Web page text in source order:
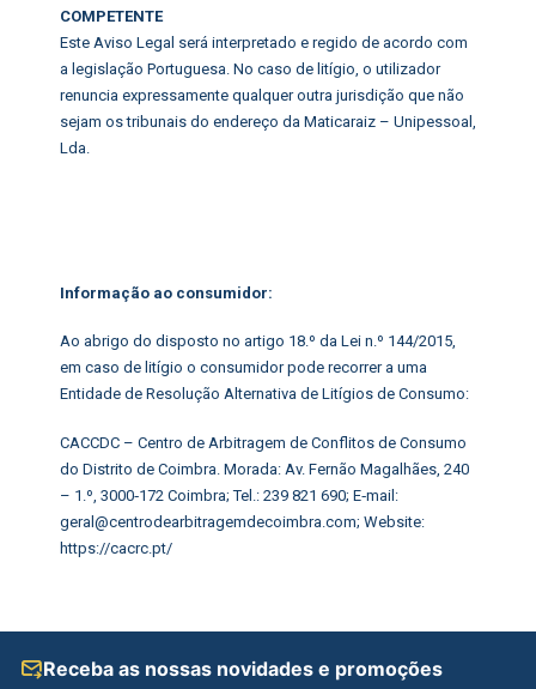
COMPETENTE
Este Aviso Legal será interpretado e regido de acordo com
a legislação Portuguesa. No caso de litígio, o utilizador
renuncia expressamente qualquer outra jurisdição que não
sejam os tribunais do endereço da Maticaraiz – Unipessoal,
Lda.
Informação ao consumidor:
Ao abrigo do disposto no artigo 18.º da Lei n.º 144/2015,
em caso de litígio o consumidor pode recorrer a uma
Entidade de Resolução Alternativa de Litígios de Consumo:
CACCDC – Centro de Arbitragem de Conflitos de Consumo
do Distrito de Coimbra. Morada: Av. Fernão Magalhães, 240
– 1.º, 3000‑172 Coimbra; Tel.: 239 821 690; E‑mail:
geral@centrodearbitragemdecoimbra.com; Website:
https://cacrc.pt/
Receba as nossas novidades e promoções